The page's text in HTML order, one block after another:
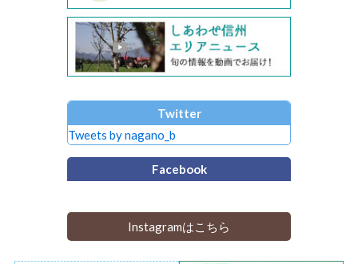
Twitter
Tweets by nagano_b
Facebook
Instagramはこちら